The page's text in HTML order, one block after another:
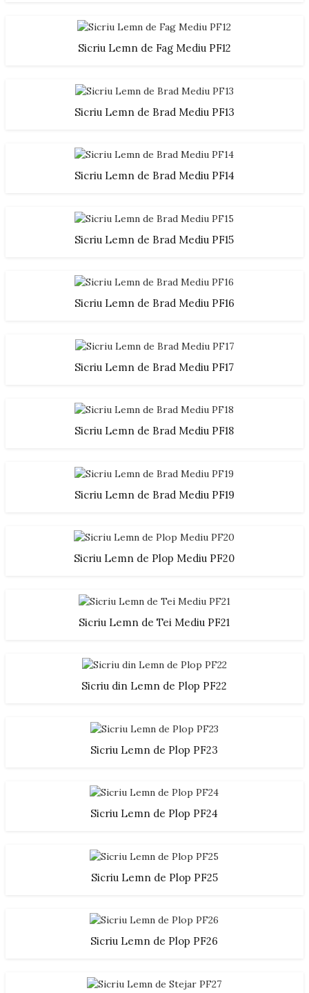
Sicriu Lemn de Fag Mediu PF12
Sicriu Lemn de Brad Mediu PF13
Sicriu Lemn de Brad Mediu PF14
Sicriu Lemn de Brad Mediu PF15
Sicriu Lemn de Brad Mediu PF16
Sicriu Lemn de Brad Mediu PF17
Sicriu Lemn de Brad Mediu PF18
Sicriu Lemn de Brad Mediu PF19
Sicriu Lemn de Plop Mediu PF20
Sicriu Lemn de Tei Mediu PF21
Sicriu din Lemn de Plop PF22
Sicriu Lemn de Plop PF23
Sicriu Lemn de Plop PF24
Sicriu Lemn de Plop PF25
Sicriu Lemn de Plop PF26